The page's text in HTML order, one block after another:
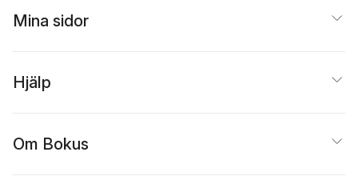
Mina sidor
Hjälp
Om Bokus